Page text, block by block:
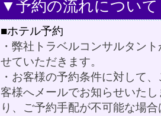
▼予約の流れについて
■ホテル予約
・弊社トラベルコンサルタン
せていただきます。
・お客様の予約条件に対して
客様へメールでお知らせいた
り、ご予約手配が不可能な場